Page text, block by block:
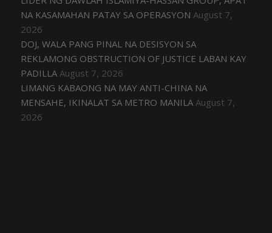
NA KASAMAHAN PATAY SA OPERASYON August 7,
2026
DOJ, WALA PANG PINAL NA DESISYON SA
REKLAMONG OBSTRUCTION OF JUSTICE LABAN KAY
PADILLA August 7, 2026
LIMANG KABAONG NA MAY ANTI-CHINA NA
MENSAHE, IKINALAT SA METRO MANILA August 7,
2026